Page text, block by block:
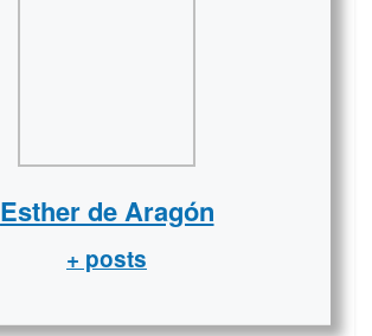
Esther de Aragón
+ posts